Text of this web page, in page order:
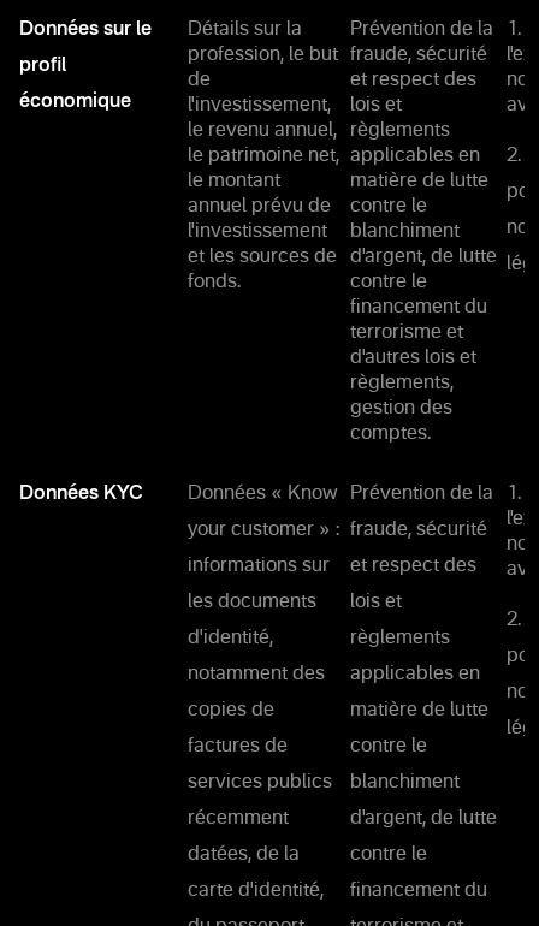
Données sur le
profil
économique
Détails sur la
profession, le but
de
l'investissement,
le revenu annuel,
le patrimoine net,
le montant
annuel prévu de
l'investissement
et les sources de
fonds.
Prévention de la
fraude, sécurité
et respect des
lois et
règlements
applicables en
matière de lutte
contre le
blanchiment
d'argent, de lutte
contre le
financement du
terrorisme et
d'autres lois et
règlements,
gestion des
comptes.
1.
2.
Données KYC
Données « Know
your customer » :
informations sur
les documents
d'identité,
notamment des
copies de
factures de
services publics
récemment
datées, de la
carte d'identité,
Prévention de la
fraude, sécurité
et respect des
lois et
règlements
applicables en
matière de lutte
contre le
blanchiment
d'argent, de lutte
contre le
financement du
1.
2.